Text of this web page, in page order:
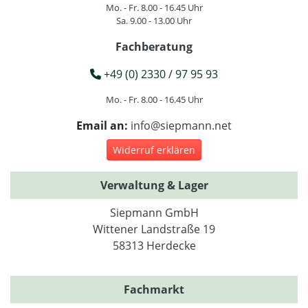
Mo. - Fr. 8.00 - 16.45 Uhr
Sa. 9.00 - 13.00 Uhr
Fachberatung
+49 (0) 2330 / 97 95 93
Mo. - Fr. 8.00 - 16.45 Uhr
Email an: info@siepmann.net
Widerruf erklären
Verwaltung & Lager
Siepmann GmbH
Wittener Landstraße 19
58313 Herdecke
Fachmarkt